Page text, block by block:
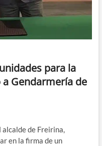
para la
Gendarmería de
alcalde de Freirina,
en la firma de un